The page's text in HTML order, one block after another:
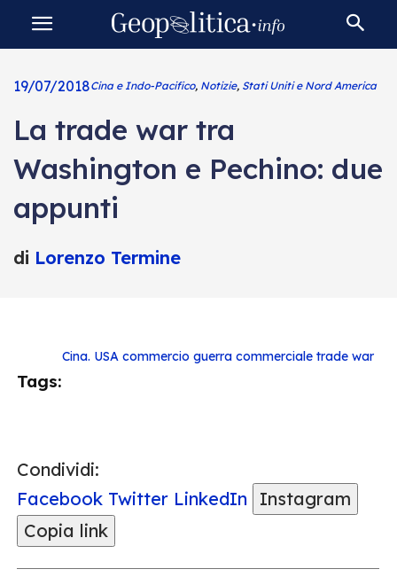
19/07/2018Cina e Indo-Pacifico, Notizie, Stati Uniti e Nord America
La trade war tra
Washington e Pechino: due
appunti
di Lorenzo Termine
Tags:
Cina. USA commercio guerra commerciale trade war
Condividi:
Facebook Twitter LinkedIn
Instagram
Copia link